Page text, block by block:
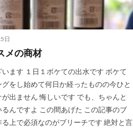
日
メの商材
ます １日１ボケての出水です ボケて
をし始めて何日か経ったものの今ひと
出ません 悔しいです でも、ちゃんと
んですよ この間あげた この記事のブ
る上で必須なのがブリーチです 絶対と言